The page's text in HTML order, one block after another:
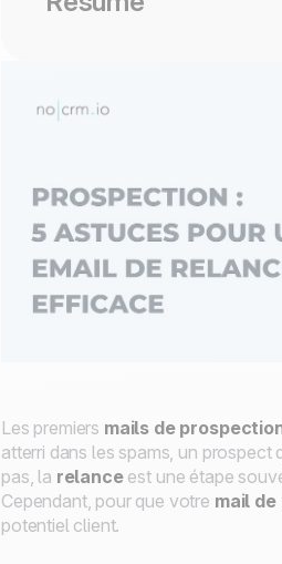
Les premiers mails de
atterri dans les spams, un prospect
pas, la relanceest une étape
Cependant, pour que votre mail
potentiel client.